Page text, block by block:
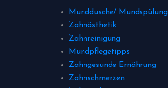
Munddusche/ Mundspülung
Zahnästhetik
Zahnreinigung
Mundpflegetipps
Zahngesunde Ernährung
Zahnschmerzen